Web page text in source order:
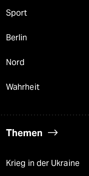
Sport
Berlin
Nord
Wahrheit
Themen
Krieg in der Ukraine